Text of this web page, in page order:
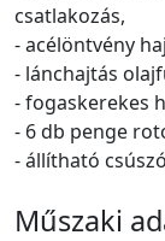
csatlakozás,
- acélöntvény
- lánchajtás
- fogaskerekes
- 6 db penge
- állítható
Műszaki